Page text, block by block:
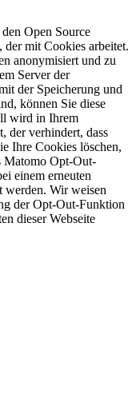
Open Source
mit Cookies arbeitet.
anonymisiert und zu
Server der
der Speicherung und
können Sie diese
wird in Ihrem
der verhindert, dass
Ihre Cookies löschen,
Matomo Opt-Out-
einem erneuten
werden. Wir weisen
der Opt-Out-Funktion
dieser Webseite